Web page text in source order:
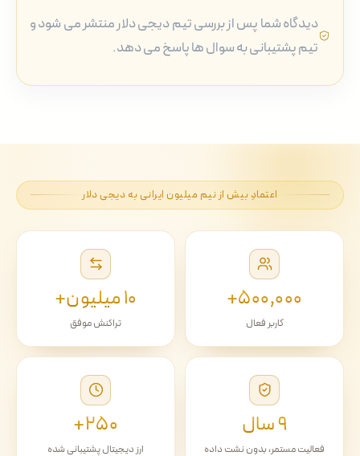
دیدگاه شما پس از بررسی تیم دیجی دلار منتشر می شود و
تیم پشتیبانی به سوال ها پاسخ می دهد.
اعتمادِ بیش از نیم میلیون ایرانی به دیجی دلار
۵۰۰٬۰۰۰+
کاربر فعال
۱۰ میلیون+
تراکنش موفق
۹ سال
فعالیت مستمر، بدون نشت داده
۲۵۰+
ارز دیجیتال پشتیبانی شده